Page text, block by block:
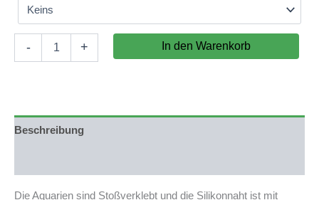
-
120x70x70cm
Lager)
+ In den Warenkorb
Beschreibung
Die Aquarien sind Stoßverklebt und die Silikonnaht ist mit